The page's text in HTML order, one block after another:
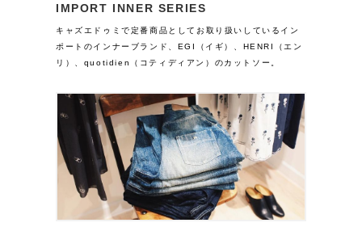
IMPORT INNER SERIES
キャズエドゥミで定番商品としてお取り扱いしているイン
ポートのインナーブランド、EGI（イギ）、HENRI（エン
リ）、quotidien（コティディアン）のカットソー。